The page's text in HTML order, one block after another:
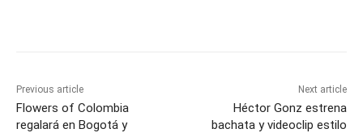
Previous article
Flowers of Colombia
regalará en Bogotá y
Next article
Héctor Gonz estrena
bachata y videoclip estilo